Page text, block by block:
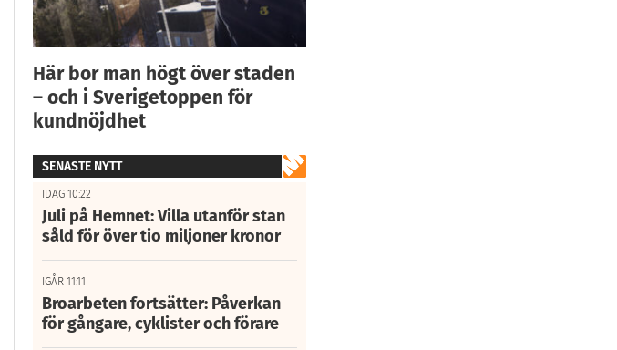
Här bor man högt över staden
– och i Sverigetoppen för
kundnöjdhet
SENASTE NYTT
IDAG 10:22
Juli på Hemnet: Villa utanför stan
såld för över tio miljoner kronor
IGÅR 11:11
Broarbeten fortsätter: Påverkan
för gångare, cyklister och förare